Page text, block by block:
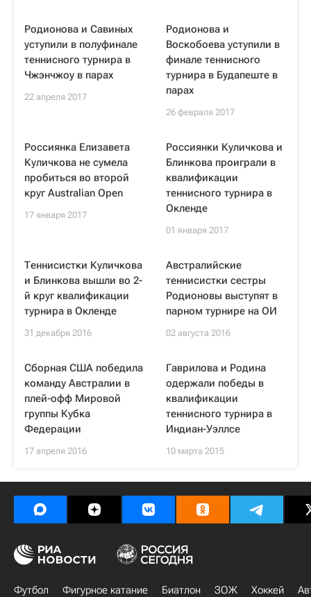
Родионова и Савиных
уступили в полуфинале
теннисного турнира в
Чжэнчжоу в парах
22 апреля 2017
Родионова и
Воскобоева уступили в
финале теннисного
турнира в Будапеште в
парах
26 февраля 2017
Россиянка Елизавета
Куличкова не сумела
пробиться во второй
круг Australian Open
17 января 2017
Россиянки Куличкова и
Блинкова проиграли в
квалификации
теннисного турнира в
Окленде
01 января 2017
Теннисистки Куличкова
и Блинкова вышли во 2-
й круг квалификации
турнира в Окленде
31 декабря 2016
Австралийские
теннисистки сестры
Родионовы выступят в
парном турнире на ОИ
02 августа 2016
Сборная США победила
команду Австралии в
плей-офф Мировой
группы Кубка
Федерации
17 апреля 2016
Гаврилова и Родина
одержали победы в
квалификации
теннисного турнира в
Индиан-Уэллсе
10 марта 2015
Футбол Фигурное катание Биатлон ЗОЖ Хоккей